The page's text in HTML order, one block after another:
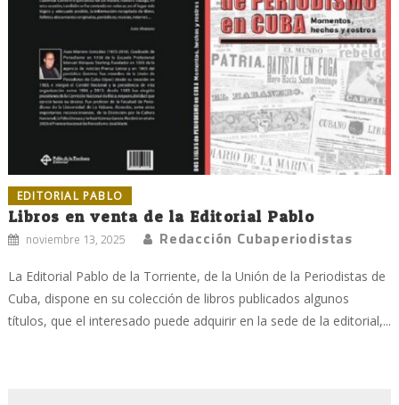
EDITORIAL PABLO
Libros en venta de la Editorial Pablo
noviembre 13, 2025 Redacción Cubaperiodistas
La Editorial Pablo de la Torriente, de la Unión de la Periodistas de
Cuba, dispone en su colección de libros publicados algunos
títulos, que el interesado puede adquirir en la sede de la editorial,...